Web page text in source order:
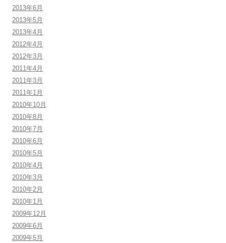
2013年6月
2013年5月
2013年4月
2012年4月
2012年3月
2011年4月
2011年3月
2011年1月
2010年10月
2010年8月
2010年7月
2010年6月
2010年5月
2010年4月
2010年3月
2010年2月
2010年1月
2009年12月
2009年6月
2009年5月